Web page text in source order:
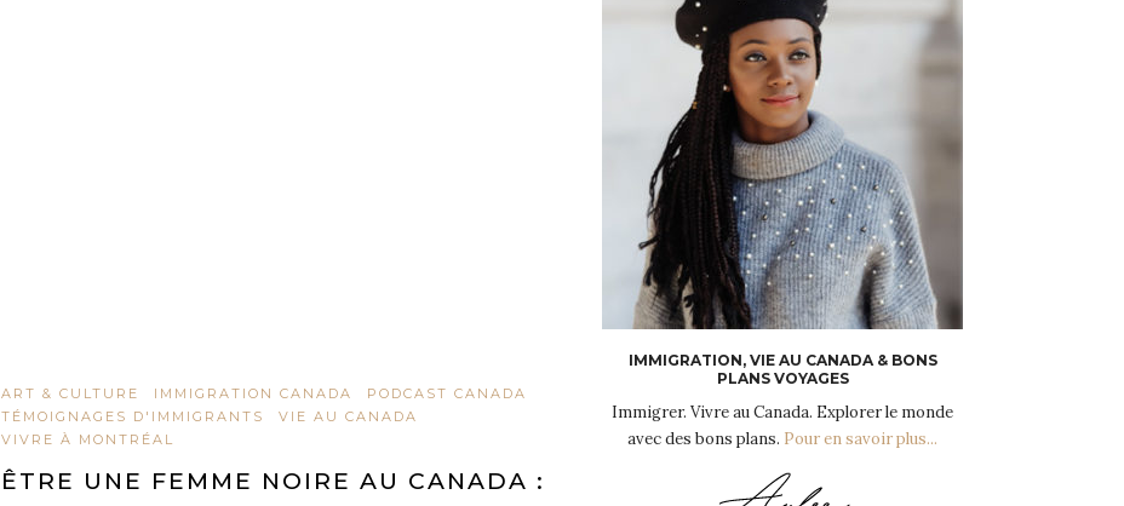
ART & CULTURE IMMIGRATION CANADA
PODCAST CANADA
TÉMOIGNAGES D'IMMIGRANTS
VIE AU CANADA
VIVRE À MONTRÉAL
ÊTRE UNE FEMME NOIRE AU CANADA :
IMMIGRATION, VIE AU CANADA & BONS
PLANS VOYAGES
Immigrer. Vivre au Canada. Explorer le monde
avec des bons plans. Pour en savoir plus...